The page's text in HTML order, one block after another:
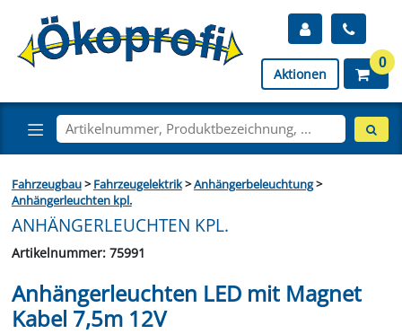
Aktionen
0
Fahrzeugbau>Fahrzeugelektrik>Anhängerbeleuchtung>
Anhängerleuchten kpl.
ANHÄNGERLEUCHTEN KPL.
Artikelnummer: 75991
Anhängerleuchten LED mit Magnet
Kabel 7,5m 12V